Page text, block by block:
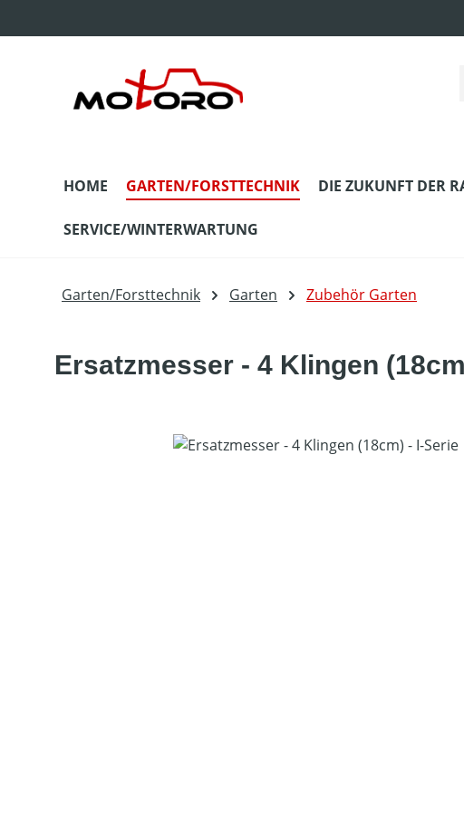
HOME GARTEN/FORSTTECHNIK DIE ZUKUNFT DER
SERVICE/WINTERWARTUNG
Garten/Forsttechnik Garten Zubehör Garten
Ersatzmesser - 4 Klingen
Bildergalerie überspringen